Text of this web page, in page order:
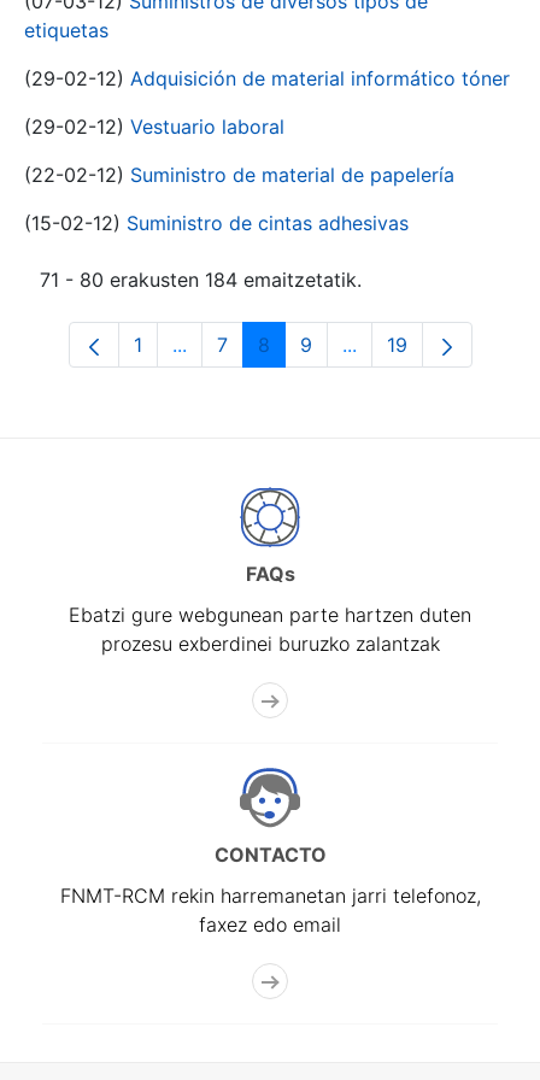
etiquetas
(29-02-12) Adquisición de material informático tóner
(29-02-12) Vestuario laboral
(22-02-12) Suministro de material de papelería
(15-02-12) Suministro de cintas adhesivas
71 - 80 erakusten 184 emaitzetatik.
Orrialdea
1 ...Intermediate Pages Use TAB to
Orrialdea
7 Orrialdea
8 Orrialdea
9 ...Intermediate Pages
Orrialdea
19
FAQs
Ebatzi gure webgunean parte hartzen duten
prozesu exberdinei buruzko zalantzak
CONTACTO
FNMT-RCM rekin harremanetan jarri telefonoz,
faxez edo email